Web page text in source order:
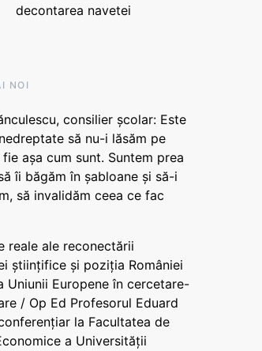
decontarea navetei
NOI
consilier școlar: Este
să nu-i lăsăm pe
așa cum sunt. Suntem prea
îi băgăm în șabloane și să-i
să invalidăm ceea ce fac
reale ale reconectării
științifice și poziția României
Uniunii Europene în cercetare-
/ Op Ed Profesorul Eduard
la Facultatea de
a Universității